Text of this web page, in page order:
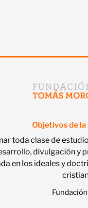
Objetivos de la
toda clase de
divulgación y
en los ideales y